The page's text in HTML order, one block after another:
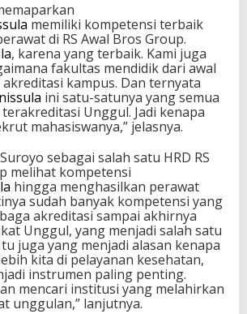
memiliki kompetensi terbaik
di RS Awal Bros Group.
, karena yang terbaik. Kami juga
fakultas mendidik dari awal
kampus. Dan ternyata
ini satu-satunya yang semua
Unggul. Jadi kenapa
mahasiswanya,” jelasnya.
sebagai salah satu HRD RS
melihat kompetensi
hingga menghasilkan perawat
sudah banyak kompetensi yang
akreditasi sampai akhirnya
Unggul, yang menjadi salah satu
juga yang menjadi alasan kenapa
kita di pelayanan kesehatan,
instrumen paling penting.
mencari institusi yang melahirkan
unggulan,” lanjutnya.